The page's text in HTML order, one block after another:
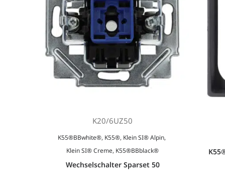
K20/6UZ50
K55®BBwhite®, K55®, Klein SI® Alpin,
Klein SI® Creme, K55®BBblack®
Wechselschalter Sparset 50